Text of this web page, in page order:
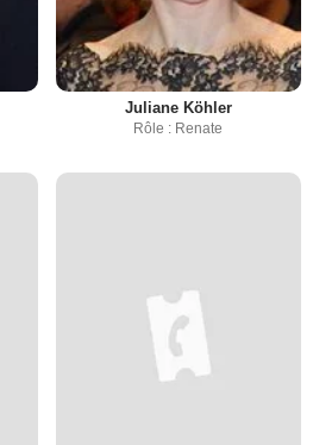
Juliane Köhler
Rôle : Renate